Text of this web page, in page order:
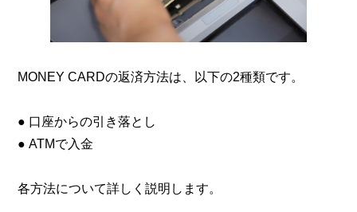
MONEY CARDの返済方法は、以下の2種類です。
● 口座からの引き落とし
● ATMで入金
各方法について詳しく説明します。